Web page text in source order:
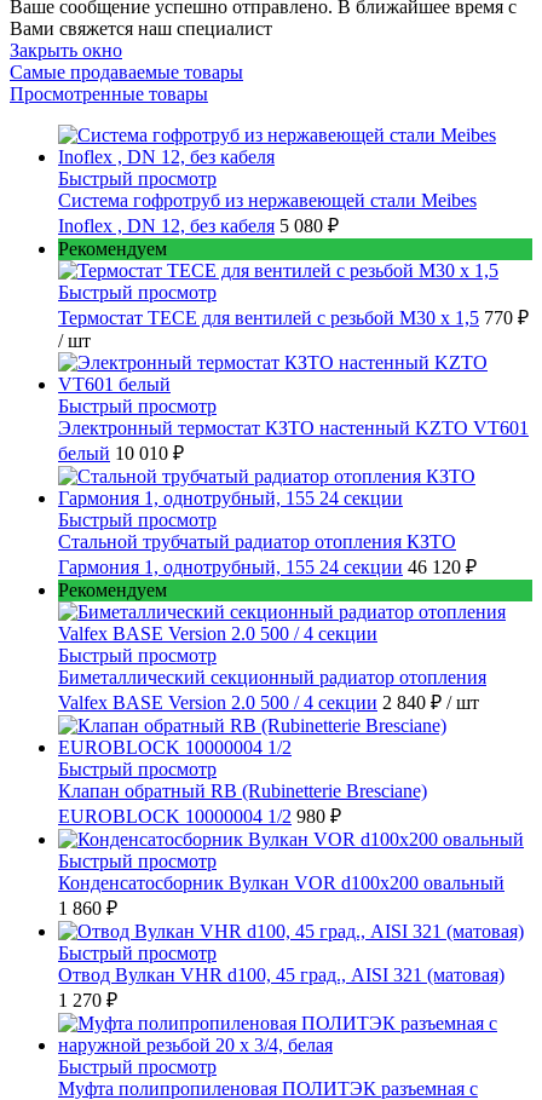
Ваше сообщение успешно отправлено. В ближайшее время с
Вами свяжется наш специалист
Закрыть окно
Самые продаваемые товары
Просмотренные товары
Быстрый просмотр
Cистема гофротруб из нержавеющей стали Meibes
Inoflex , DN 12, без кабеля 5 080 ₽
Рекомендуем
Быстрый просмотр
Термостат TECE для вентилей с резьбой М30 х 1,5 770 ₽
/ шт
Быстрый просмотр
Электронный термостат КЗТО настенный KZTO VT601
белый 10 010 ₽
Быстрый просмотр
Стальной трубчатый радиатор отопления КЗТО
Гармония 1, однотрубный, 155 24 секции 46 120 ₽
Рекомендуем
Быстрый просмотр
Биметаллический секционный радиатор отопления
Valfex BASE Version 2.0 500 / 4 секции 2 840 ₽ / шт
Быстрый просмотр
Клапан обратный RB (Rubinetterie Bresciane)
EUROBLOCK 10000004 1/2 980 ₽
Быстрый просмотр
Конденсатосборник Вулкан VOR d100x200 овальный
1 860 ₽
Быстрый просмотр
Отвод Вулкан VHR d100, 45 град., AISI 321 (матовая)
1 270 ₽
Быстрый просмотр
Муфта полипропиленовая ПОЛИТЭК разъемная с